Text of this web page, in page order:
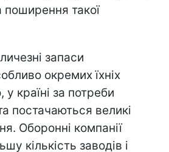
такої
запаси
окремих їхніх
у країні за потреби
постачаються великі
Оборонні компанії
кількість заводів і